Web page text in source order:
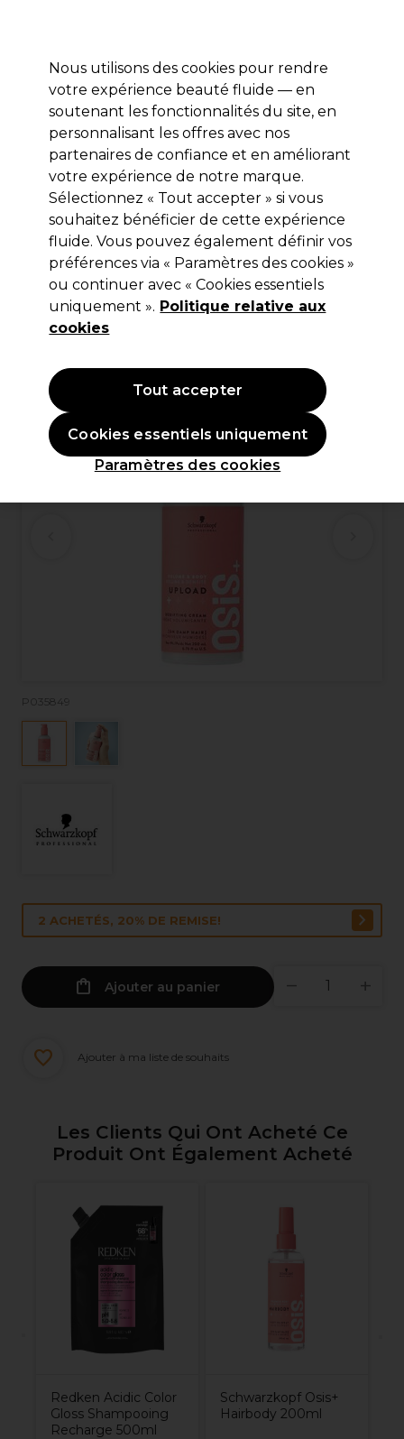
Se connecter
Marques Bons plans Coiffure Electro et Matériel
Livraison et délais
lire la suite
Schwarzkopf Professional
Schwarzkopf Osis+ Upload 200ml
0 )
13,70 €Hors TVA (TARIF PROFESSIONNEL)
16,44 €TVA incluse)
OFFRE
P035849
2 ACHETÉS, 20% DE REMISE!
Ajouter au panier
Ajouter à ma liste de souhaits
Les Clients Qui Ont Acheté Ce
Produit Ont Également Acheté
Redken Acidic Color
Gloss Shampooing
Recharge 500ml
Schwarzkopf Osis+
Hairbody 200ml
Nous utilisons des cookies pour rendre
votre expérience beauté fluide — en
soutenant les fonctionnalités du site, en
personnalisant les offres avec nos
partenaires de confiance et en améliorant
votre expérience de notre marque.
Sélectionnez « Tout accepter » si vous
souhaitez bénéficier de cette expérience
fluide. Vous pouvez également définir vos
préférences via « Paramètres des cookies »
ou continuer avec « Cookies essentiels
uniquement ». Politique relative aux
cookies
Paramètres des cookies
Cookies essentiels uniquement
Tout accepter